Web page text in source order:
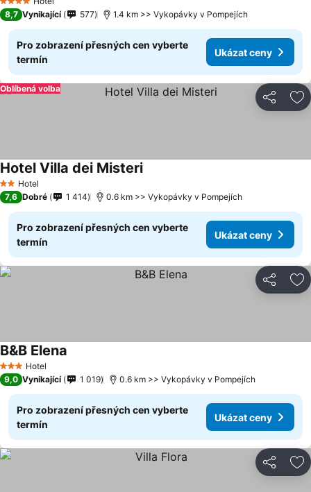
4 Počet hvězdiček
8,7 Vynikající 577 1.4 km >> Vykopávky v Pompejích
Pro zobrazení přesných cen vyberte
termín
Ukázat ceny
Sdílet
Oblíbená volba
2 Počet hvězdiček
Hotel
Hotel Villa dei Misteri
7,6 Dobré 1 414 0.6 km >> Vykopávky v Pompejích
Pro zobrazení přesných cen vyberte
termín
Ukázat ceny
Sdílet
3 Počet hvězdiček
Hotel
B&B Elena
9,0 Vynikající 1 019 0.6 km >> Vykopávky v Pompejích
Pro zobrazení přesných cen vyberte
termín
Ukázat ceny
Sdílet